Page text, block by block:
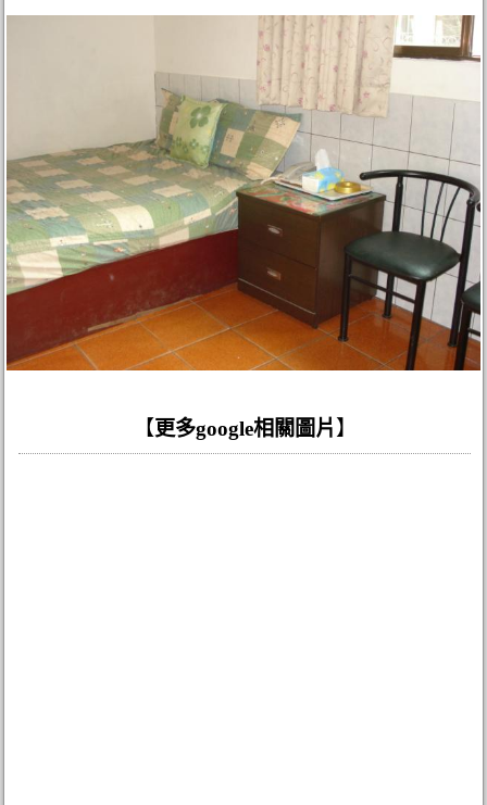
【更多google相關圖片】